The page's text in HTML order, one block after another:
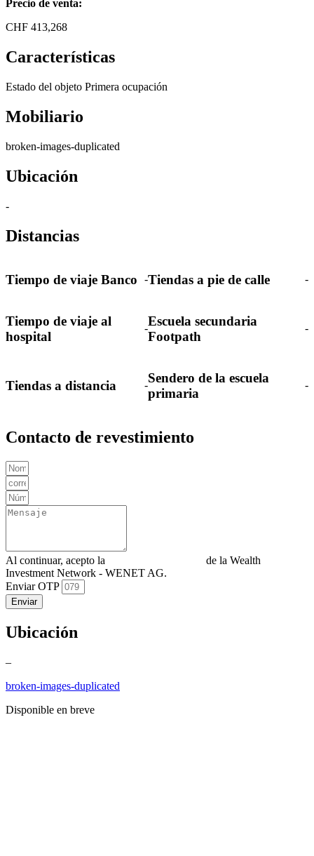
Precio de venta:
CHF 413,268
Características
Estado del objeto Primera ocupación
Mobiliario
broken-images-duplicated
Ubicación
-
Distancias
Tiempo de viaje Banco -Tiendas a pie de calle -
Tiempo de viaje al
hospital
-Escuela secundaria
Footpath
-
Tiendas a distancia -Sendero de la escuela
primaria
-
Contacto de revestimiento
Al continuar, acepto la
de la Wealth
Investment Network - WENET AG.
Enviar OTP
Enviar
Ubicación
–
broken-images-duplicated
Disponible en breve